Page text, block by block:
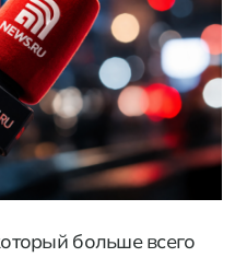
больше всего